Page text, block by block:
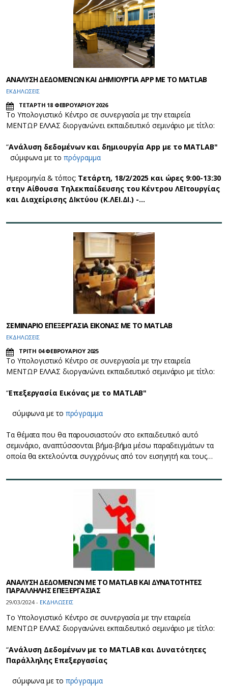
ΑΝΑΛΥΣΗ ΔΕΔΟΜΕΝΩΝ ΚΑΙ ΔΗΜΙΟΥΡΓΙΑ APP ΜΕ ΤΟ MATLAB
ΕΚΔΗΛΩΣΕΙΣ
ΤΕΤΑΡΤΗ 18 ΦΕΒΡΟΥΑΡΙΟΥ 2026
Το Υπολογιστικό Κέντρο σε συνεργασία με την εταιρεία
ΜΕΝΤΩΡ ΕΛΛΑΣ διοργανώνει εκπαιδευτικό σεμινάριο με τίτλο:
“Ανάλυση δεδομένων και δημιουργία App με το MATLAB"
σύμφωνα με το πρόγραμμα
Ημερομηνία & τόπος: Τετάρτη, 18/2/2025 και ώρες 9:00-13:30
στην Αίθουσα Τηλεκπαίδευσης του Κέντρου ΛΕΙτουργίας
και Διαχείρισης ΔΙκτύου (Κ.ΛΕΙ.ΔΙ.) -…
ΣΕΜΙΝΑΡΙΟ ΕΠΕΞΕΡΓΑΣΙΑ ΕΙΚΟΝΑΣ ΜΕ ΤΟ MATLAB
ΕΚΔΗΛΩΣΕΙΣ
ΤΡΙΤΗ 04 ΦΕΒΡΟΥΑΡΙΟΥ 2025
Το Υπολογιστικό Κέντρο σε συνεργασία με την εταιρεία
ΜΕΝΤΩΡ ΕΛΛΑΣ διοργανώνει εκπαιδευτικό σεμινάριο με τίτλο:
“Επεξεργασία Εικόνας με το MATLAB"
σύμφωνα με το πρόγραμμα
Τα θέματα που θα παρουσιαστούν στο εκπαιδευτικό αυτό
σεμινάριο, αναπτύσσονται βήμα-βήμα μέσω παραδειγμάτων τα
οποία θα εκτελούνται συγχρόνως από τον εισηγητή και τους…
ΑΝΑΛΥΣΗ ΔΕΔΟΜΕΝΩΝ ΜΕ ΤΟ MATLΑB ΚΑΙ ΔΥΝΑΤΟΤΗΤΕΣ
ΠΑΡΑΛΛΗΛΗΣ ΕΠΕΞΕΡΓΑΣΙΑΣ
29/03/2024 - ΕΚΔΗΛΩΣΕΙΣ
Το Υπολογιστικό Κέντρο σε συνεργασία με την εταιρεία
ΜΕΝΤΩΡ ΕΛΛΑΣ διοργανώνει εκπαιδευτικό σεμινάριο με τίτλο:
“Ανάλυση Δεδομένων με το MATLΑB και Δυνατότητες
Παράλληλης Επεξεργασίας
σύμφωνα με το πρόγραμμα